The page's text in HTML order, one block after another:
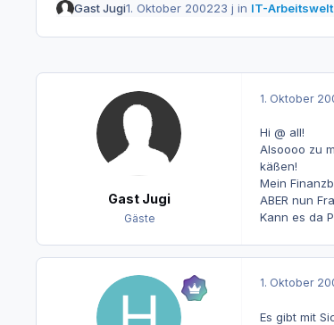
Gast Jugi1. Oktober 200223 j in IT-Arbeitswelt
Gast Jugi
Gäste
1. Oktober
Hi @ all!
Alsoooo zu
käßen!
Mein
ABER nun
Kann es da
1. Oktober
Es gibt mit